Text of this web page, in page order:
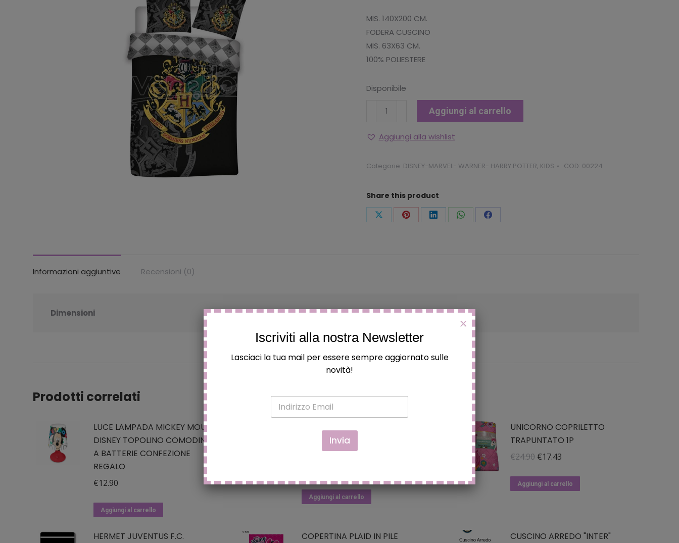
MIS. 140X200 CM.
FODERA CUSCINO
MIS. 63X63 CM.
100% POLIESTERE
Disponibile
COPRIPIUMINO
POTTER"
Aggiungi al carrello
Aggiungi alla wishlist
Categorie: DISNEY-MARVEL- WARNER- HARRY POTTER, KIDS COD: 00224
Share this product
CondividiCondividiCondividiCondividiCondividi
Informazioni aggiuntive Recensioni (0)
Dimensioni 140 × 200 cm
Prodotti correlati
LUCE LAMPADA MICKEY MOUSE
DISNEY TOPOLINO COMODINO
A BATTERIE CONFEZIONE
REGALO
€12.90
Aggiungi al carrello
POTTER: BACCHETTA SIRIUS
BLACK
Aggiungi al carrello
UNICORNO COPRILETTO
TRAPUNTATO 1P
€24.90 Il
originale
€17.43Il
attuale
Aggiungi al carrello
HERMET JUVENTUS F.C.
COPERTINA PLAID IN PILE
CUSCINO ARREDO "INTER"
Iscriviti alla nostra Newsletter
Lasciaci la tua mail per essere sempre aggiornato sulle
novità!
Invia
X